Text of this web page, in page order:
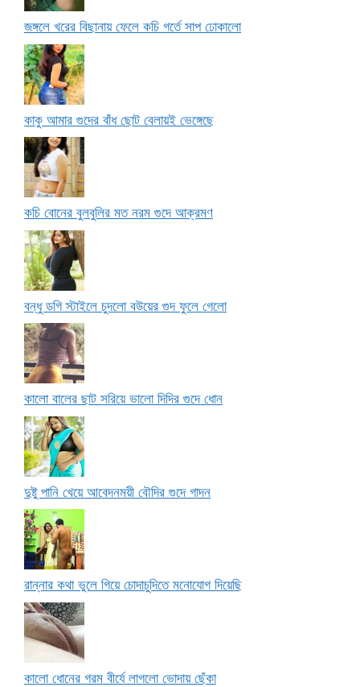
জঙ্গলে খরের বিছানায় ফেলে কচি গর্তে সাপ ঢোকালো
কাকু আমার গুদের বাঁধ ছোট বেলায়ই ভেঙ্গেছে
কচি বোনের বুলবুলির মত নরম গুদে আক্রমণ
বন্ধু ডগি স্টাইলে চুদলো বউয়ের গুদ ফুলে গেলো
কালো বালের ছাট সরিয়ে ভালো দিদির গুদে ধোন
দুষ্টু পানি খেয়ে আবেদনময়ী বৌদির গুদে গাদন
রান্নার কথা ভুলে গিয়ে চোদাচুদিতে মনোযোগ দিয়েছি
কালো ধোনের গরম বীর্যে লাগলো ভোদায় ছেঁকা